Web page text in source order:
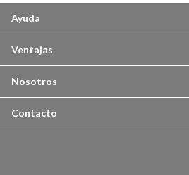
Ayuda
Ventajas
Nosotros
Contacto